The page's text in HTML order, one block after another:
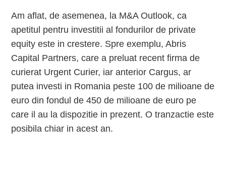
Am aflat, de asemenea, la M&A Outlook, ca
apetitul pentru investitii al fondurilor de private
equity este in crestere. Spre exemplu, Abris
Capital Partners, care a preluat recent firma de
curierat Urgent Curier, iar anterior Cargus, ar
putea investi in Romania peste 100 de milioane de
euro din fondul de 450 de milioane de euro pe
care il au la dispozitie in prezent. O tranzactie este
posibila chiar in acest an.